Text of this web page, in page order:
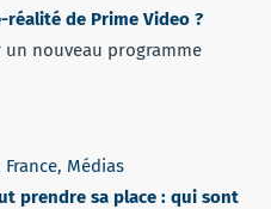
de Prime Video ?
un nouveau programme
France, Médias
prendre sa place : qui sont